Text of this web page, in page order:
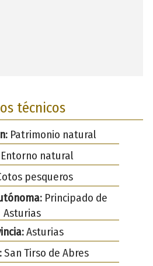
técnicos
Patrimonio natural
Entorno natural
pesqueros
Principado de
Asturias
Asturias
San Tirso de Abres